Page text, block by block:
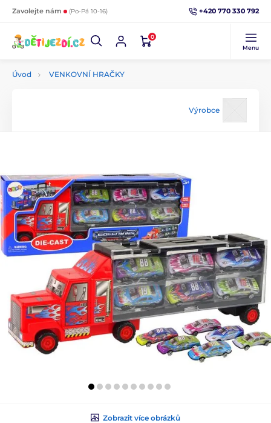
Zavolejte nám (Po-Pá 10-16) +420 770 330 792
0
Menu
Úvod VENKOVNÍ HRAČKY
Výrobce
Zobrazit více obrázků